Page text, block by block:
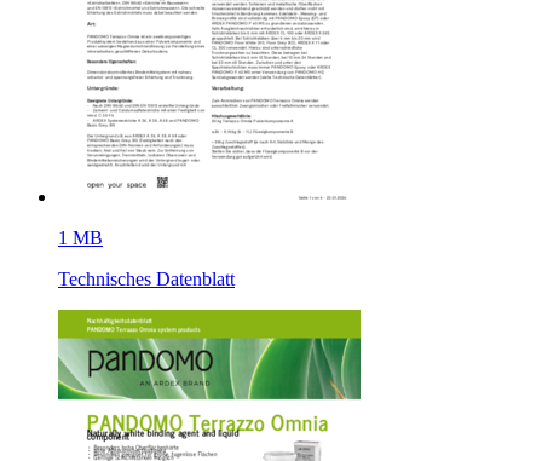
1 MB
Technisches Datenblatt